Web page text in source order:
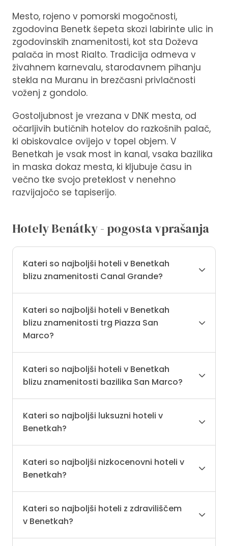
Mesto, rojeno v pomorski mogočnosti,
zgodovina Benetk šepeta skozi labirinte ulic in
zgodovinskih znamenitosti, kot sta Doževa
palača in most Rialto. Tradicija odmeva v
živahnem karnevalu, starodavnem pihanju
stekla na Muranu in brezčasni privlačnosti
voženj z gondolo.
Gostoljubnost je vrezana v DNK mesta, od
očarljivih butičnih hotelov do razkošnih palač,
ki obiskovalce ovijejo v topel objem. V
Benetkah je vsak most in kanal, vsaka bazilika
in maska dokaz mesta, ki kljubuje času in
večno tke svojo preteklost v nenehno
razvijajočo se tapiserijo.
Hotely Benátky - pogosta vprašanja
Kateri so najboljši hoteli v Benetkah
blizu znamenitosti Canal Grande?
Kateri so najboljši hoteli v Benetkah
blizu znamenitosti trg Piazza San
Marco?
Kateri so najboljši hoteli v Benetkah
blizu znamenitosti bazilika San Marco?
Kateri so najboljši luksuzni hoteli v
Benetkah?
Kateri so najboljši nizkocenovni hoteli v
Benetkah?
Kateri so najboljši hoteli z zdraviliščem
v Benetkah?